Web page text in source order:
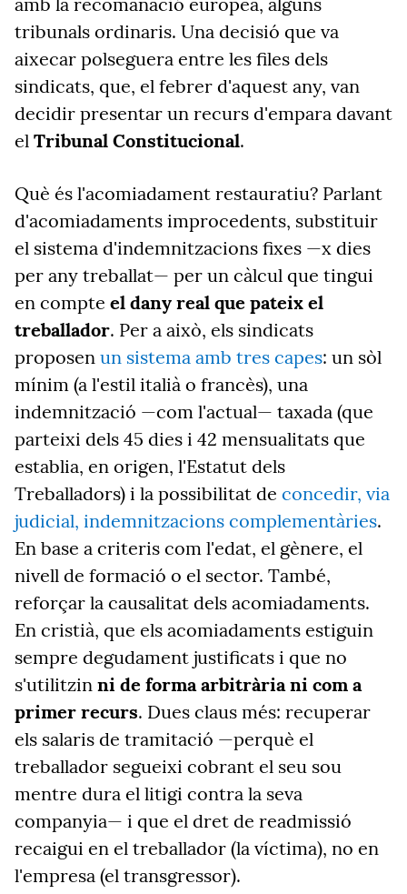
tribunals ordinaris. Una decisió que va
aixecar polseguera entre les files dels
sindicats, que, el febrer d'aquest any, van
decidir presentar un recurs d'empara davant
el Tribunal Constitucional.
Què és l'acomiadament restauratiu? Parlant
d'acomiadaments improcedents, substituir
el sistema d'indemnitzacions fixes —x dies
per any treballat— per un càlcul que tingui
en compte el dany real que pateix el
treballador. Per a això, els sindicats
proposen un sistema amb tres capes: un sòl
mínim (a l'estil italià o francès), una
indemnització —com l'actual— taxada (que
parteixi dels 45 dies i 42 mensualitats que
establia, en origen, l'Estatut dels
Treballadors) i la possibilitat de concedir, via
judicial, indemnitzacions complementàries.
En base a criteris com l'edat, el gènere, el
nivell de formació o el sector. També,
reforçar la causalitat dels acomiadaments.
En cristià, que els acomiadaments estiguin
sempre degudament justificats i que no
s'utilitzin ni de forma arbitrària ni com a
primer recurs. Dues claus més: recuperar
els salaris de tramitació —perquè el
treballador segueixi cobrant el seu sou
mentre dura el litigi contra la seva
companyia— i que el dret de readmissió
recaigui en el treballador (la víctima), no en
l'empresa (el transgressor).